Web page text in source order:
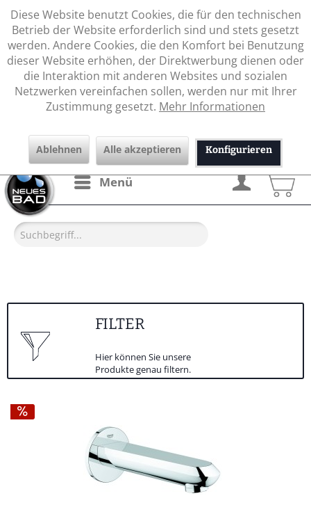
Menü
FILTER
Hier können Sie unsere
Produkte genau filtern.
Diese Website benutzt Cookies, die für den technischen
Betrieb der Website erforderlich sind und stets gesetzt
werden. Andere Cookies, die den Komfort bei Benutzung
dieser Website erhöhen, der Direktwerbung dienen oder
die Interaktion mit anderen Websites und sozialen
Netzwerken vereinfachen sollen, werden nur mit Ihrer
Zustimmung gesetzt. Mehr Informationen
Ablehnen Alle akzeptieren Konfigurieren